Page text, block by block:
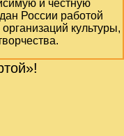
и честную
России работой
культуры,